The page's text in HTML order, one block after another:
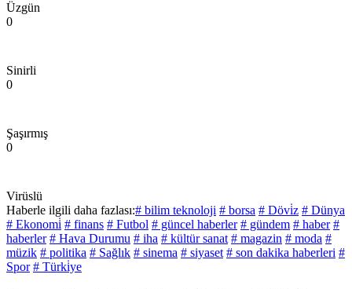
Üzgün
0
Sinirli
0
Şaşırmış
0
Virüslü
Haberle ilgili daha fazlası:# bilim teknoloji # borsa # Dövi̇z # Dünya
# Ekonomi̇ # finans # Futbol # güncel haberler # gündem # haber #
haberler # Hava Durumu # iha # kültür sanat # magazin # moda #
müzik # politika # Sağlık # sinema # siyaset # son dakika haberleri #
Spor # Türki̇ye